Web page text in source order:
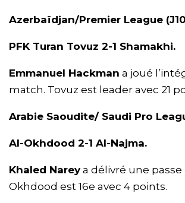
Azerbaïdjan/Premier League
PFK Turan Tovuz 2-1 Shamakhi.
Emmanuel Hackman a joué
match. Tovuz est leader avec 21
Arabie Saoudite/ Saudi Pro
Al-Okhdood 2-1 Al-Najma.
Khaled Nareya délivré une passe
Okhdood est 16e avec 4 points.